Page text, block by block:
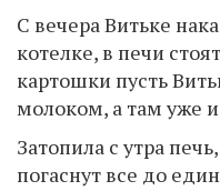
С вечера Витьке
котелке, в печи
картошки пусть
молоком, а там уже
Затопила с утра
погаснут все до